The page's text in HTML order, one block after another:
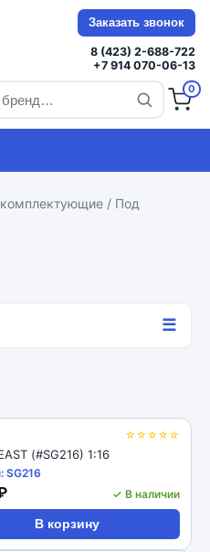
Заказать звонок
8 (423) 2-688-722
+7 914 070-06-13
0
комплектующие / Под
☰
☆☆☆☆☆
(#SG216) 1:16
SG216
✓ В наличии
В корзину